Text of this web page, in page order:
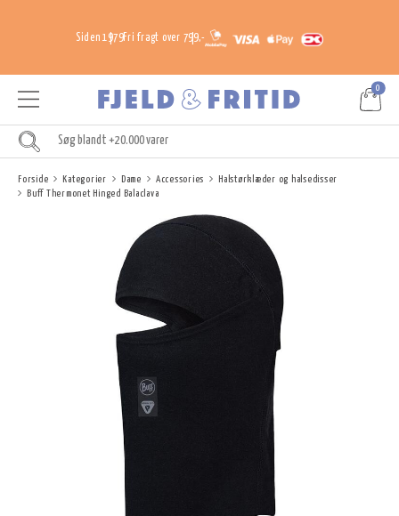
Siden 1979Fri fragt over 799,-
0
Forside Kategorier Dame Accessories
Halstørklæder og halsedisser
Buff Thermonet Hinged Balaclava